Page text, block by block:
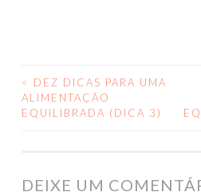
NAVEGAÇÃO
DE
<
DEZ DICAS PARA UMA
ALIMENTAÇÃO
EQUILIBRADA (DICA 3)
DEIXE UM